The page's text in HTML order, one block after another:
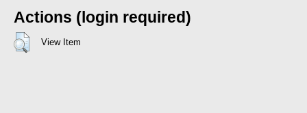
Actions (login required)
View Item